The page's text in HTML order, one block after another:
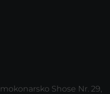
Shose Nr. 29,